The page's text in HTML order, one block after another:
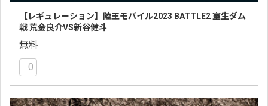
【レギュレーション】陸王モバイル2023 BATTLE2 室生ダム
戦 荒金良介VS新谷健斗
無料
0